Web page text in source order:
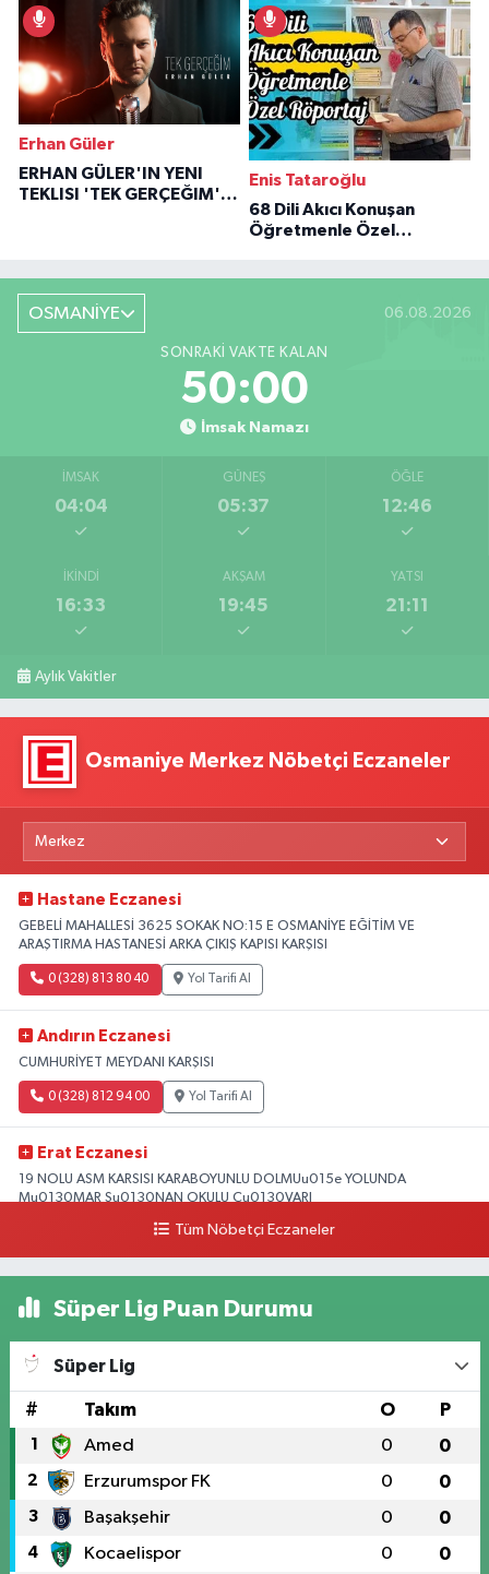
Erhan Güler
ERHAN GÜLER'IN YENI
TEKLISI 'TEK GERÇEĞIM'LE
Enis Tataroğlu
68 Dili Akıcı Konuşan
Öğretmenle Özel
OSMANİYE 06.08.2026
SONRAKI VAKTE KALAN
49:59
İmsak Namazı
İMSAK
04:04
GÜNEŞ
05:37
ÖĞLE
12:46
İKINDI
16:33
AKŞAM
19:45
YATSI
21:11
Aylık Vakitler
Osmaniye Merkez Nöbetçi Eczaneler
Hastane Eczanesi
GEBELİ MAHALLESİ 3625 SOKAK NO:15 E OSMANİYE EĞİTİM VE
ARAŞTIRMA HASTANESİ ARKA ÇIKIŞ KAPISI KARŞISI
0 (328) 813 80 40 Yol Tarifi Al
Andırın Eczanesi
CUMHURİYET MEYDANI KARŞISI
0 (328) 812 94 00 Yol Tarifi Al
Erat Eczanesi
19 NOLU ASM KARSISI KARABOYUNLU DOLMUu015e YOLUNDA
Mu0130MAR Su0130NAN OKULU Cu0130VARI
Yol Tarifi Al
Tüm Nöbetçi Eczaneler
Süper Lig Puan Durumu
Süper Lig
# Takım O P
1 Amed 0 0
2 Erzurumspor FK 0 0
3 Başakşehir 0 0
4 Kocaelispor 0 0